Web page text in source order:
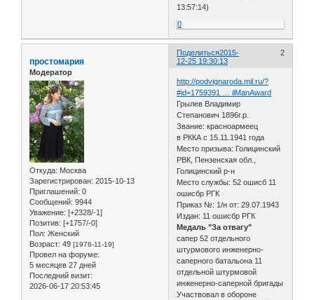
13:57:14)
0
Поделиться 2
2015-
12-25 19:30:13
простомария
Модератор
Откуда: Москва
Зарегистрирован: 2015-10-13
Приглашений: 0
Сообщений: 9944
Уважение: [+2328/-1]
Позитив: [+1757/-0]
Пол: Женский
Возраст: 49 [1976-11-19]
Провел на форуме:
5 месяцев 27 дней
Последний визит:
2026-06-17 20:53:45
http://podvignaroda.mil.ru/?
#id=1759391 … ilManAward
Грылев Владимир
Степанович 1896г.р.
Звание: красноармеец
в РККА с 15.11.1941 года
Место призыва: Голицинский
РВК, Пензенская обл.,
Голицинский р-н
Место службы: 52 ошисб 11
ошисбр РГК
Приказ №: 1/н от: 29.07.1943
Издан: 11 ошисбр РГК
Медаль "За отвагу"
сапер 52 отдельного
штурмового инженерно-
саперного батальона 11
отдельной штурмовой
инженерно-саперной бригады
Участвовал в обороне